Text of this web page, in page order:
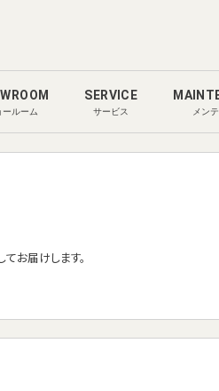
ールーム
SERVICE
サービス メン
お届けします。